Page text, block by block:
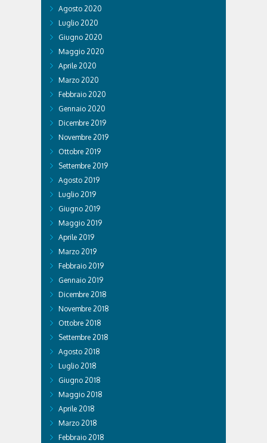
Agosto 2020
Luglio 2020
Giugno 2020
Maggio 2020
Aprile 2020
Marzo 2020
Febbraio 2020
Gennaio 2020
Dicembre 2019
Novembre 2019
Ottobre 2019
Settembre 2019
Agosto 2019
Luglio 2019
Giugno 2019
Maggio 2019
Aprile 2019
Marzo 2019
Febbraio 2019
Gennaio 2019
Dicembre 2018
Novembre 2018
Ottobre 2018
Settembre 2018
Agosto 2018
Luglio 2018
Giugno 2018
Maggio 2018
Aprile 2018
Marzo 2018
Febbraio 2018